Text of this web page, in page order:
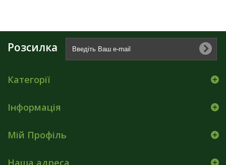
Розсилка
Категорії
Інформація
Мій Профіль
Наша адреса